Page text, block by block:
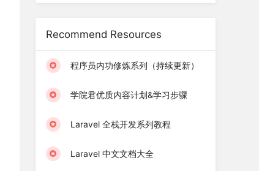
Recommend Resources
程序员内功修炼系列（持续更新）
学院君优质内容计划&学习步骤
Laravel 全栈开发系列教程
Laravel 中文文档大全